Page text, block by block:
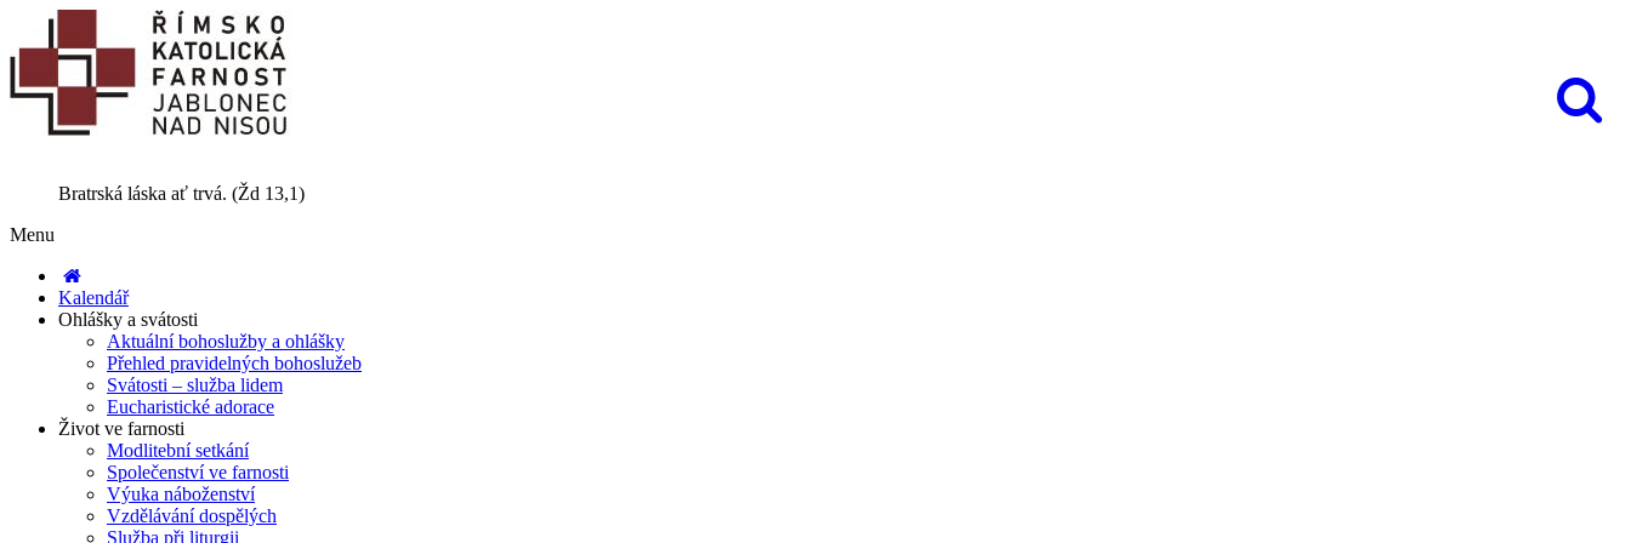
Bratrská láska ať trvá. (Žd 13,1)
Menu
Kalendář
Ohlášky a svátosti
Aktuální bohoslužby a ohlášky
Přehled pravidelných bohoslužeb
Svátosti – služba lidem
Eucharistické adorace
Život ve farnosti
Modlitební setkání
Společenství ve farnosti
Výuka náboženství
Vzdělávání dospělých
Služba při liturgii